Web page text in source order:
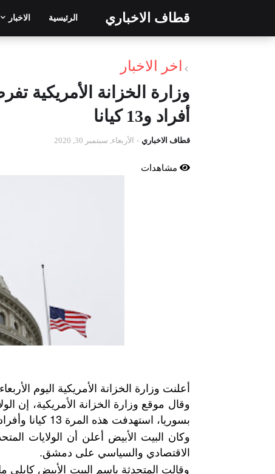
قطاف الاخباري الرئيسية الاخبار
اخر الاخبار
أفراد و13 كيانا
قطاف الاخباري - الأربعاء, سبتمبر 30, 2020
مشاهدات
أعلنت وزارة الخزانة الأمريكية اليوم الأربعاء،
وقال موقع وزارة الخزانة الأمريكية، إن
بسوريا، استهدفت هذه المرة 13 كيانا وأفرادا.
وكان البيت الأبيض أعلن أن الولايات
الاقتصادي والسياسي على دمشق.
وقالت المتحدثة باسم البيت الأبيض كايلي